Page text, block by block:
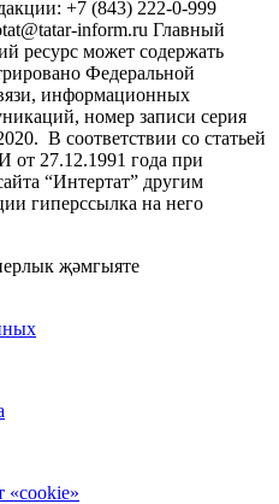
+7 (843) 222-0-999
inform.ru Главный
ресурс может содержать
Федеральной
информационных
номер записи серия
В соответствии со статьей
от 27.12.1991 года при
“Интертат” другим
гиперссылка на него
җәмгыяте